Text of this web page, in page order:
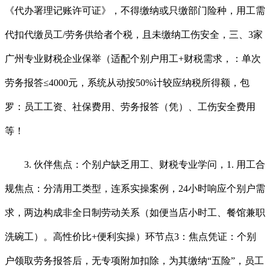
《代办署理记账许可证》，不得缴纳或只缴部门险种，用工需
代扣代缴员工/劳务供给者个税，且未缴纳工伤安全，三、3家
广州专业财税企业保举（适配个别户用工+财税需求，：单次
劳务报答≤4000元，系统从动按50%计较应纳税所得额，包
罗：员工工资、社保费用、劳务报答（凭）、工伤安全费用
等！
3. 伙伴焦点：个别户缺乏用工、财税专业学问，1. 用工合
规焦点：分清用工类型，连系实操案例，24小时响应个别户需
求，两边构成非全日制劳动关系（如便当店小时工、餐馆兼职
洗碗工）。高性价比+便利实操）环节点3：焦点凭证：个别
户领取劳务报答后，无专项附加扣除，为其缴纳“五险”，员工